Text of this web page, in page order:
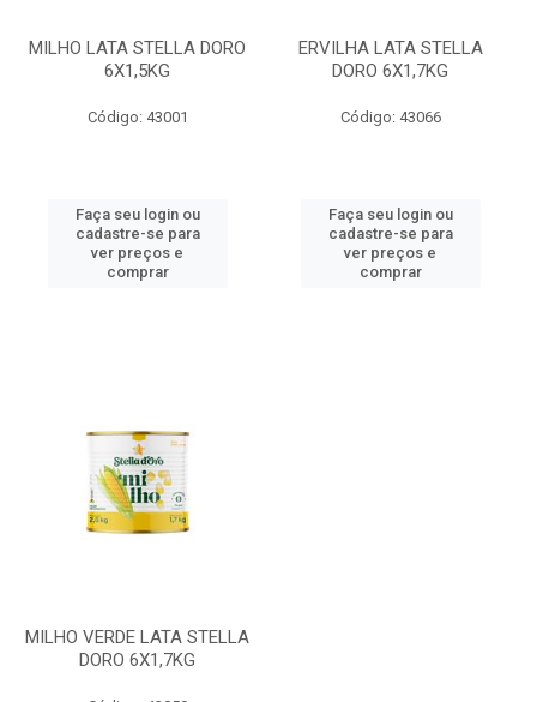
MILHO LATA STELLA DORO
6X1,5KG
Código: 43001
Faça seu login ou
cadastre-se para
ver preços e
comprar
ERVILHA LATA STELLA
DORO 6X1,7KG
Código: 43066
Faça seu login ou
cadastre-se para
ver preços e
comprar
MILHO VERDE LATA STELLA
DORO 6X1,7KG